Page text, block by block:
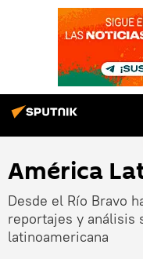
América
Desde el Río Bravo
reportajes y análisis
latinoamericana